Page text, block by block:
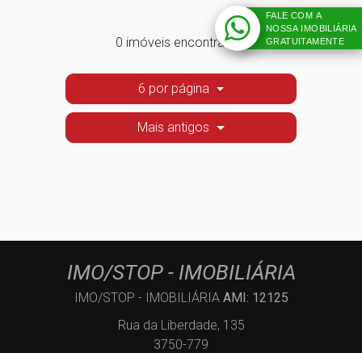
0 imóveis encontrados
6 por página
Mais antigos
IMO/STOP - IMOBILIÁRIA
IMO/STOP - IMOBILIÁRIA AMI: 12125
Rua da Liberdade, 135
3750-779
FALE COM A
NOSSA IMOBILIÁRIA
GRATUITAMENTE